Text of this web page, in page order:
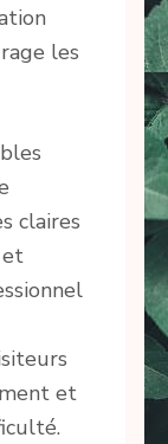
les
claires
et